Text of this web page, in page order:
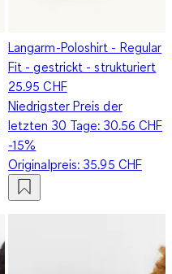
Langarm-Poloshirt - Regular
Fit - gestrickt - strukturiert
25.95 CHF
Niedrigster Preis der
letzten 30 Tage:30.56 CHF
-15%
Originalpreis:35.95 CHF